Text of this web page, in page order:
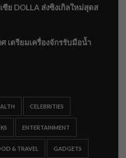
ซีย DOLLA ส่งซิงเกิลใหม่สุดส
เตรียมเครื่องจักรรับมือน้ำ
CELEBRITIES
ENTERTAINMENT
& TRAVEL GADGETS